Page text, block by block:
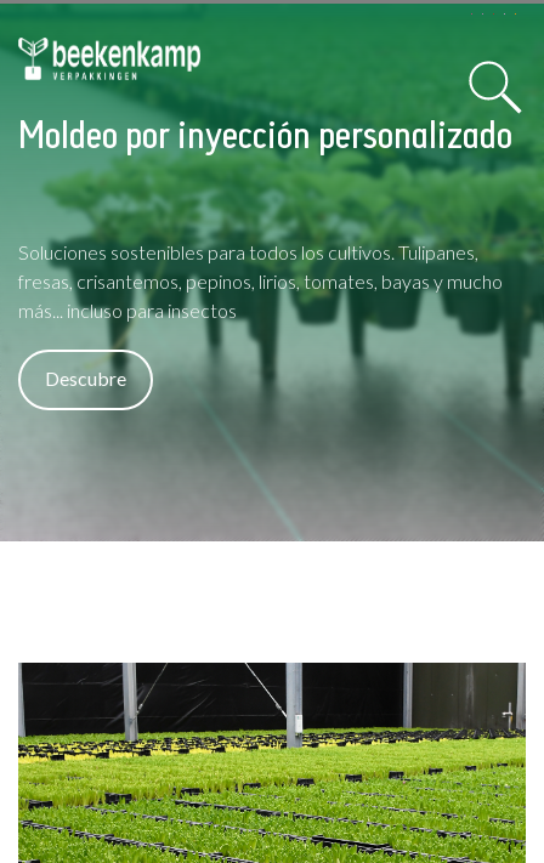
Moldeo por inyección personalizado
Soluciones sostenibles para todos los cultivos. Tulipanes,
fresas, crisantemos, pepinos, lirios, tomates, bayas y mucho
más... incluso para insectos
Descubre